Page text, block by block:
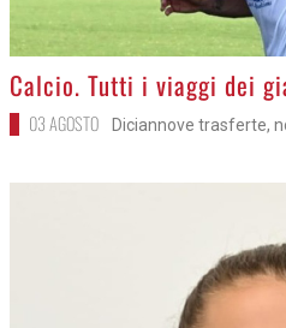
>
Calcio. Tutti i viaggi dei
03 AGOSTO Diciannove trasferte,